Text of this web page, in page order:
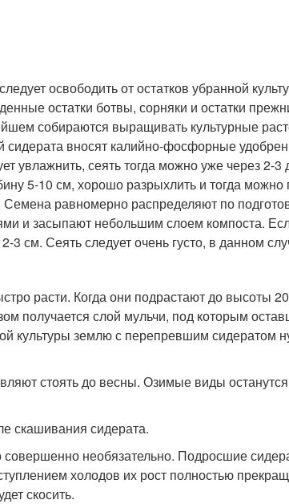
освободить от остатков убранной
остатки ботвы, сорняки и остатки
собираются выращивать культурные
сидерата вносят калийно-фосфорные
увлажнить, сеять тогда можно уже через 2-3
5-10 см, хорошо разрыхлить и тогда можно
равномерно распределяют по
и засыпают небольшим слоем компоста.
см. Сеять следует очень густо, в данном
расти. Когда они подрастают до высоты
получается слой мульчи, под которым
культуры землю с перепревшим сидератом
стоять до весны. Озимые виды
скашивания сидерата.
необязательно. Подросшие
холодов их рост полностью
скосить.